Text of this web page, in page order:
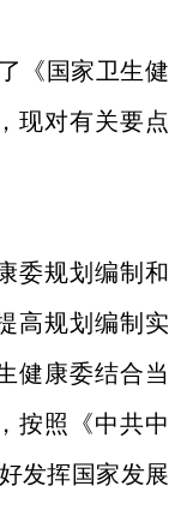
《国家卫生健
现对有关要点
规划编制和
高规划编制实
健康委结合当
按照《中共中
发挥国家发展